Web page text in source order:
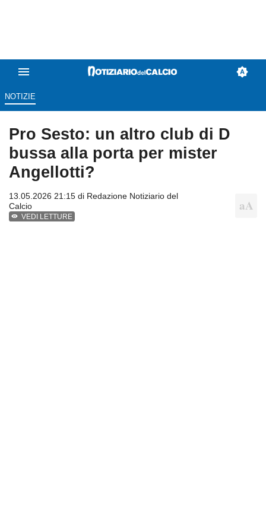
NOTIZIE
Pro Sesto: un altro club di D
bussa alla porta per mister
Angellotti?
13.05.2026 21:15 di Redazione Notiziario del
Calcio
VEDI LETTURE